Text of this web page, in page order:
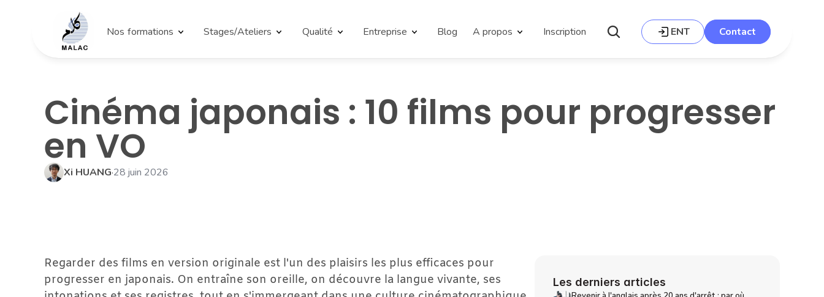
Nos formations Stages/Ateliers Qualité Entreprise Blog A propos Inscription ENT Contact
Cinéma japonais : 10 films pour progresser
en VO
Xi HUANG·28 juin 2026
Regarder des films en version originale est l'un des plaisirs les plus efficaces pour
progresser en japonais. On entraîne son oreille, on découvre la langue vivante, ses
Les derniers articles